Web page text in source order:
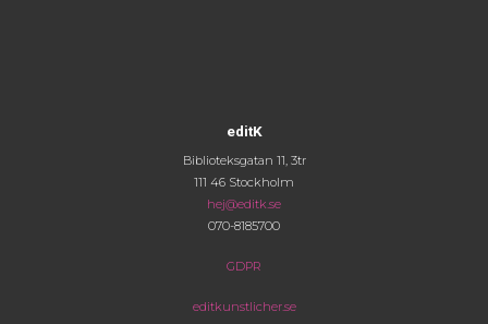
editK
Biblioteksgatan 11, 3tr
111 46 Stockholm
hej@editk.se
070-8185700
GDPR
editkunstlicher.se